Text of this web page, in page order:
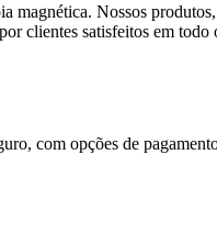
Nossos
clientes satisfeitos em todo
com opções de